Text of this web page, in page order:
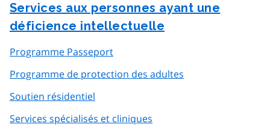
Services aux personnes ayant une
déficience intellectuelle
Programme Passeport
Programme de protection des adultes
Soutien résidentiel
Services spécialisés et cliniques